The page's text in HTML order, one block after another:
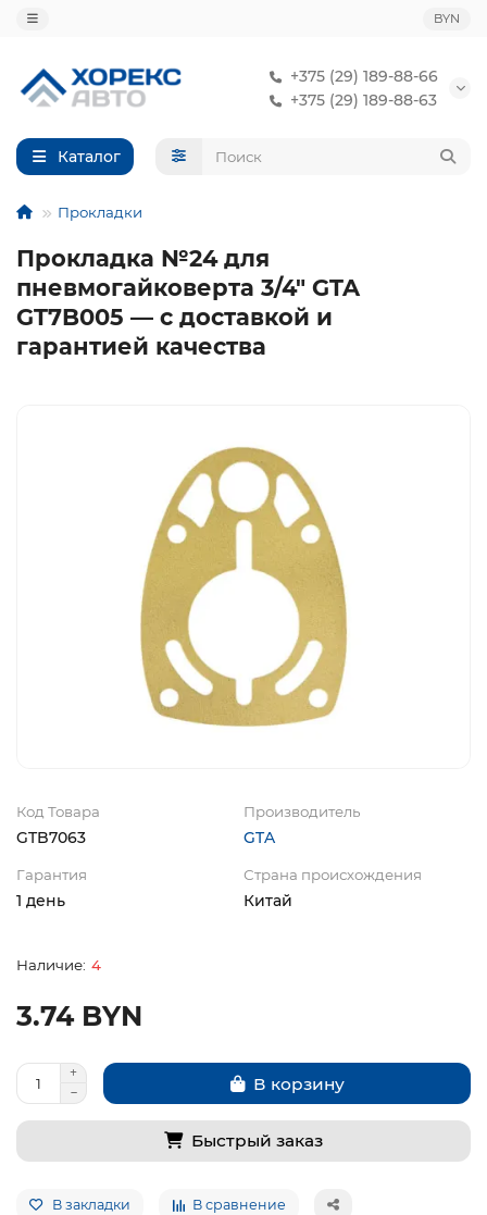
BYN
+375 (29) 189-88-66
+375 (29) 189-88-63
Каталог
Прокладки
Прокладка №24 для
пневмогайковерта 3/4" GTA
GT7B005 — с доставкой и
гарантией качества
Код Товара
GTB7063
Производитель
GTA
Гарантия
1 день
Страна происхождения
Китай
4
3.74 BYN
В корзину
Быстрый заказ
В закладки В сравнение